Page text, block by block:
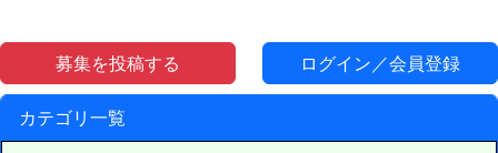
募集を投稿する ログイン／会員登録
カテゴリ一覧